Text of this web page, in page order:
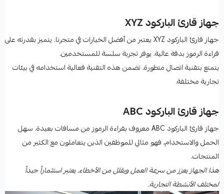
جهاز قارئ الباركود XYZ
جهاز قارئ الباركود XYZ يعتبر من أفضل الخيارات في متجرنا. يتميز بقدرته على
قراءة الرموز بدقة عالية. يوفر تجربة سلسة للمستخدمين.
يتمتع بتقنية اتصال متطورة. تضمن هذه التقنية فعالية استخدامه في بيئات
تجارية مختلفة.
جهاز قارئ الباركود ABC
جهاز قارئ الباركود ABC معروف بقراءة الرموز من مسافات بعيدة. سهل
الحمل والاستخدام، فهو مثالي للموظفين الذين يتعاملون مع الكثير من
المنتجات.
هذا الجهاز يعزز من سرعة العمل ويقلل من الأخطاء. يعتبر استثماراً جيداً
لمختلف الأنشطة التجارية.